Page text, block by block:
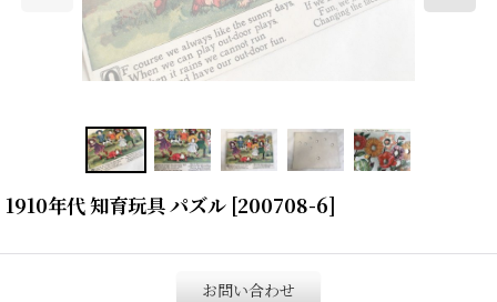
1910年代 知育玩具 パズル [200708-6]
お問い合わせ